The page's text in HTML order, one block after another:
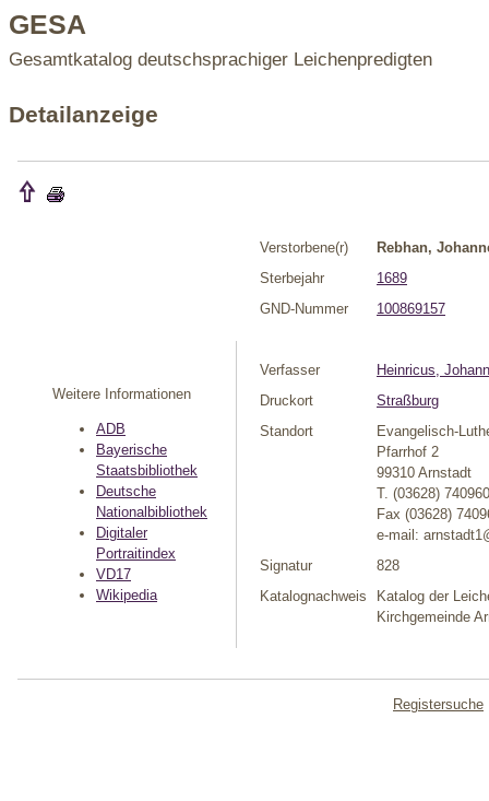
GESA
Gesamtkatalog deutschsprachiger Leichenpredigten
Detailanzeige
Weitere Informationen
ADB
Bayerische
Staatsbibliothek
Deutsche
Nationalbibliothek
Digitaler
Portraitindex
VD17
Wikipedia
Verstorbene(r)
Rebhan,
Sterbejahr
1689
GND-Nummer
100869157
Verfasser
Heinricus,
Druckort
Straßburg
Standort
Evangelisch-
Pfarrhof 2
99310 Arnstadt
T. (03628) 740960
Fax (03628)
e-mail:
Signatur
828
Katalognachweis
Katalog der
Kirchgemeinde
Registersuche